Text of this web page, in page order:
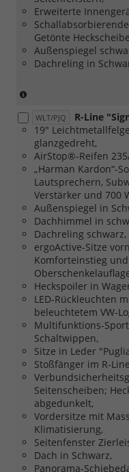
Erweiterte
Getönte
Außenspiegel
Dachreling in
Verbindung
mit:
[PJG]
18"
Leichtmetallfelgen
York
in
Dark
Graphite
glanzgedreht
und
[PJM]
18"
Leichtmetallfelgen
York
in
Schwarz
glanzgedreht)
WLT/PJQ
R-Line
19"
glanzgedreht,
AirStop®-Reifen
„Harman Kardon“-
Lautsprechern,
Verstärker und 700
Außenspiegel in
Dachhimmel in
Dachreling schwarz,
ergoActive-Sitze
Komforteinstieg
Heckspoiler in
LED-Rückleuchten
beleuchtetem VW-
Multifunktions-
Schaltwippen,
Sitze in Leder
Stoßfänger im R-
Seitenscheiben;
abgedunkelt,
Vordersitze mit
Klimatisierung,
Seitenfenster
Dach in Schwarz,
Panorama-